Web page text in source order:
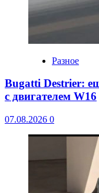
Разное
Bugatti Destrier:
с двигателем W16
07.08.2026 0